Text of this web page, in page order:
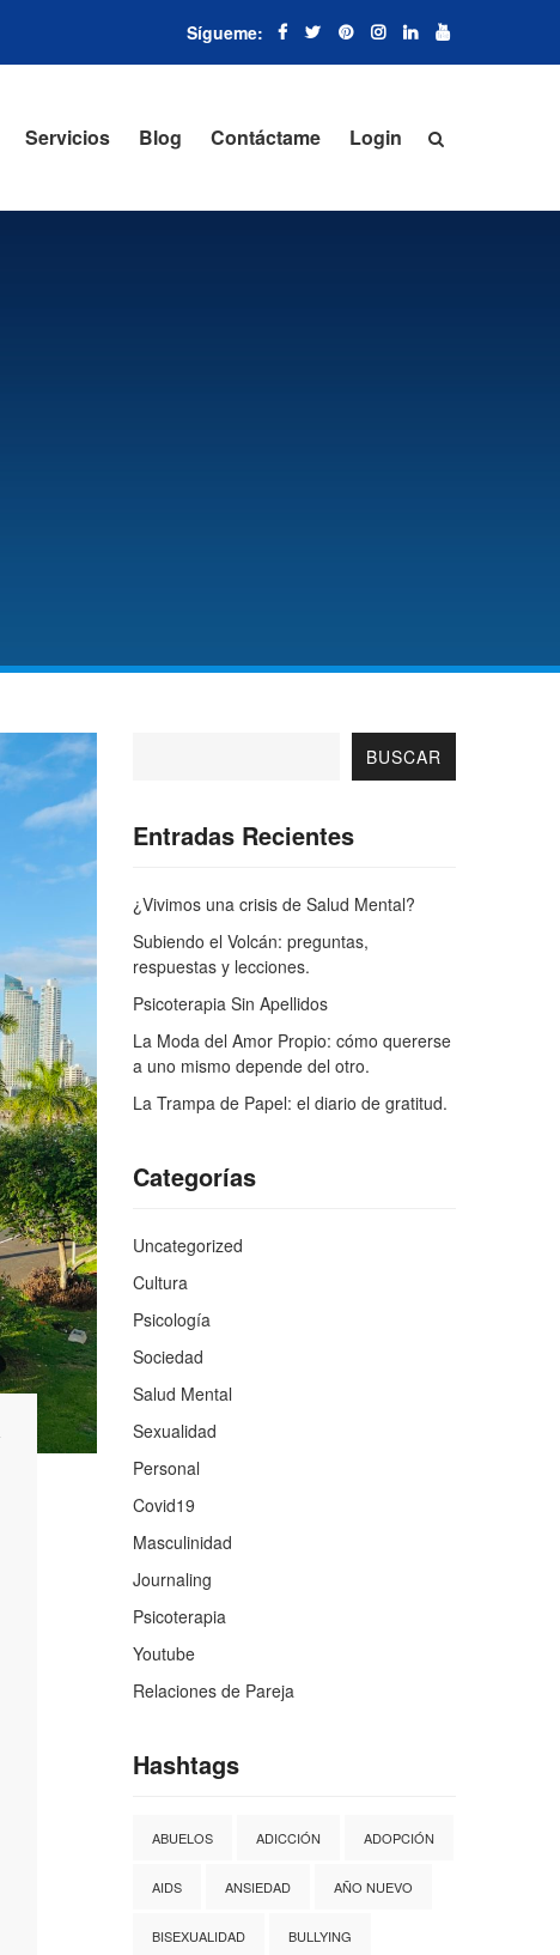
Servicios Blog Contáctame Login
BUSCAR
Entradas Recientes
¿Vivimos una crisis de Salud Mental?
Subiendo el Volcán: preguntas,
respuestas y lecciones.
Psicoterapia Sin Apellidos
La Moda del Amor Propio: cómo quererse
a uno mismo depende del otro.
La Trampa de Papel: el diario de gratitud.
Categorías
Uncategorized
Cultura
Psicología
Sociedad
Salud Mental
Sexualidad
Personal
Covid19
Masculinidad
Journaling
Psicoterapia
Youtube
Relaciones de Pareja
Hashtags
ABUELOS ADICCIÓN ADOPCIÓN
AIDS ANSIEDAD AÑO NUEVO
BISEXUALIDAD BULLYING